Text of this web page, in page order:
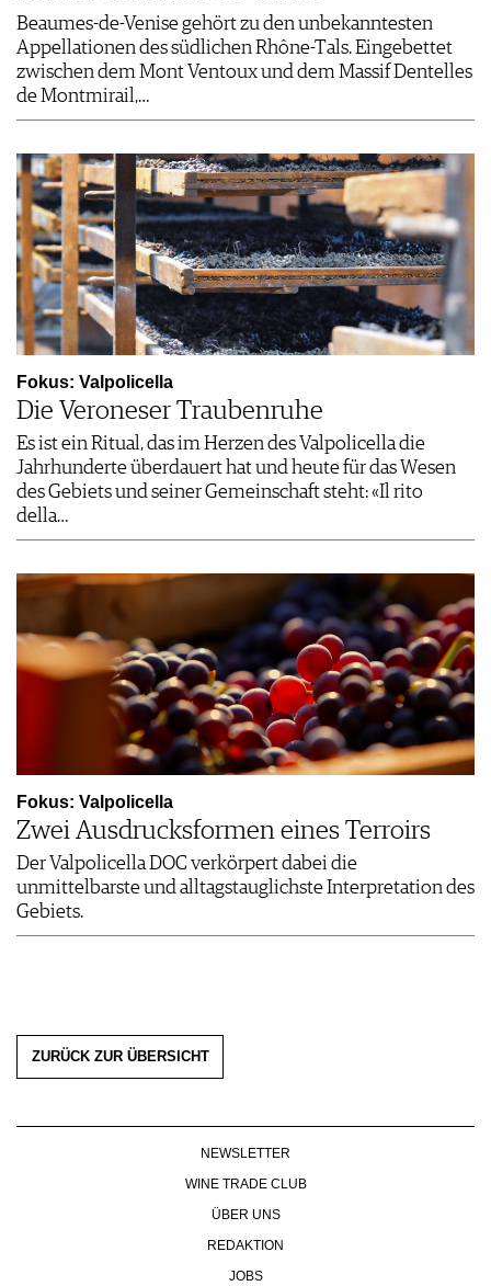
Beaumes-de-Venise gehört zu den unbekanntesten
Appellationen des südlichen Rhône-Tals. Eingebettet
zwischen dem Mont Ventoux und dem Massif Dentelles
de Montmirail,…
Fokus: Valpolicella
Die Veroneser Traubenruhe
Es ist ein Ritual, das im Herzen des Valpolicella die
Jahrhunderte überdauert hat und heute für das Wesen
des Gebiets und seiner Gemeinschaft steht: «Il rito
della…
Fokus: Valpolicella
Zwei Ausdrucksformen eines Terroirs
Der Valpolicella DOC verkörpert dabei die
unmittelbarste und alltagstauglichste Interpretation des
Gebiets.
ZURÜCK ZUR ÜBERSICHT
NEWSLETTER
WINE TRADE CLUB
ÜBER UNS
REDAKTION
JOBS